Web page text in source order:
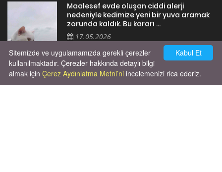
Maalesef evde oluşan ciddi alerji
nedeniyle kedimize yeni bir yuva aramak
zorunda kaldık. Bu kararı ...
17.05.2026
Kabul Et
Sitemizde ve uygulamamızda gerekli çerezler
kullanılmaktadır. Çerezler hakkında detaylı bilgi
almak için Çerez Aydınlatma Metni’ni incelemenizi rica ederiz.